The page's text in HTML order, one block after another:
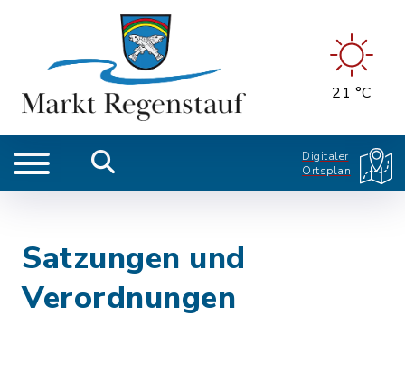
21 °C
Digitaler
Ortsplan
Satzungen und
Verordnungen